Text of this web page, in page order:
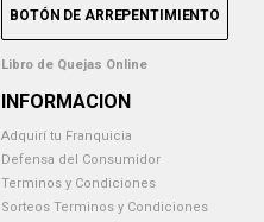
BOTÓN DE ARREPENTIMIENTO
Libro de Quejas Online
INFORMACION
Adquirí tu Franquicia
Defensa del Consumidor
Terminos y Condiciones
Sorteos Terminos y Condiciones